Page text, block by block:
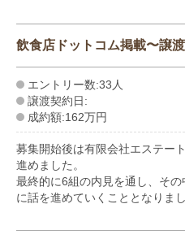
飲食店ドットコム掲載〜譲
エントリー数:33人
譲渡契約日:
成約額:162万円
募集開始後は有限会社エステー
進めました。
最終的に6組の内見を通し、そ
に話を進めていくこととなりまし